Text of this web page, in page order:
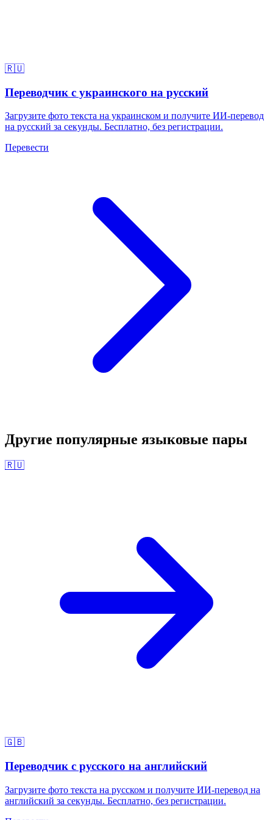
🇷🇺
Переводчик с украинского на русский
Загрузите фото текста на украинском и получите ИИ-перевод
на русский за секунды. Бесплатно, без регистрации.
Перевести
Другие популярные языковые пары
🇷🇺
🇬🇧
Переводчик с русского на английский
Загрузите фото текста на русском и получите ИИ-перевод на
английский за секунды. Бесплатно, без регистрации.